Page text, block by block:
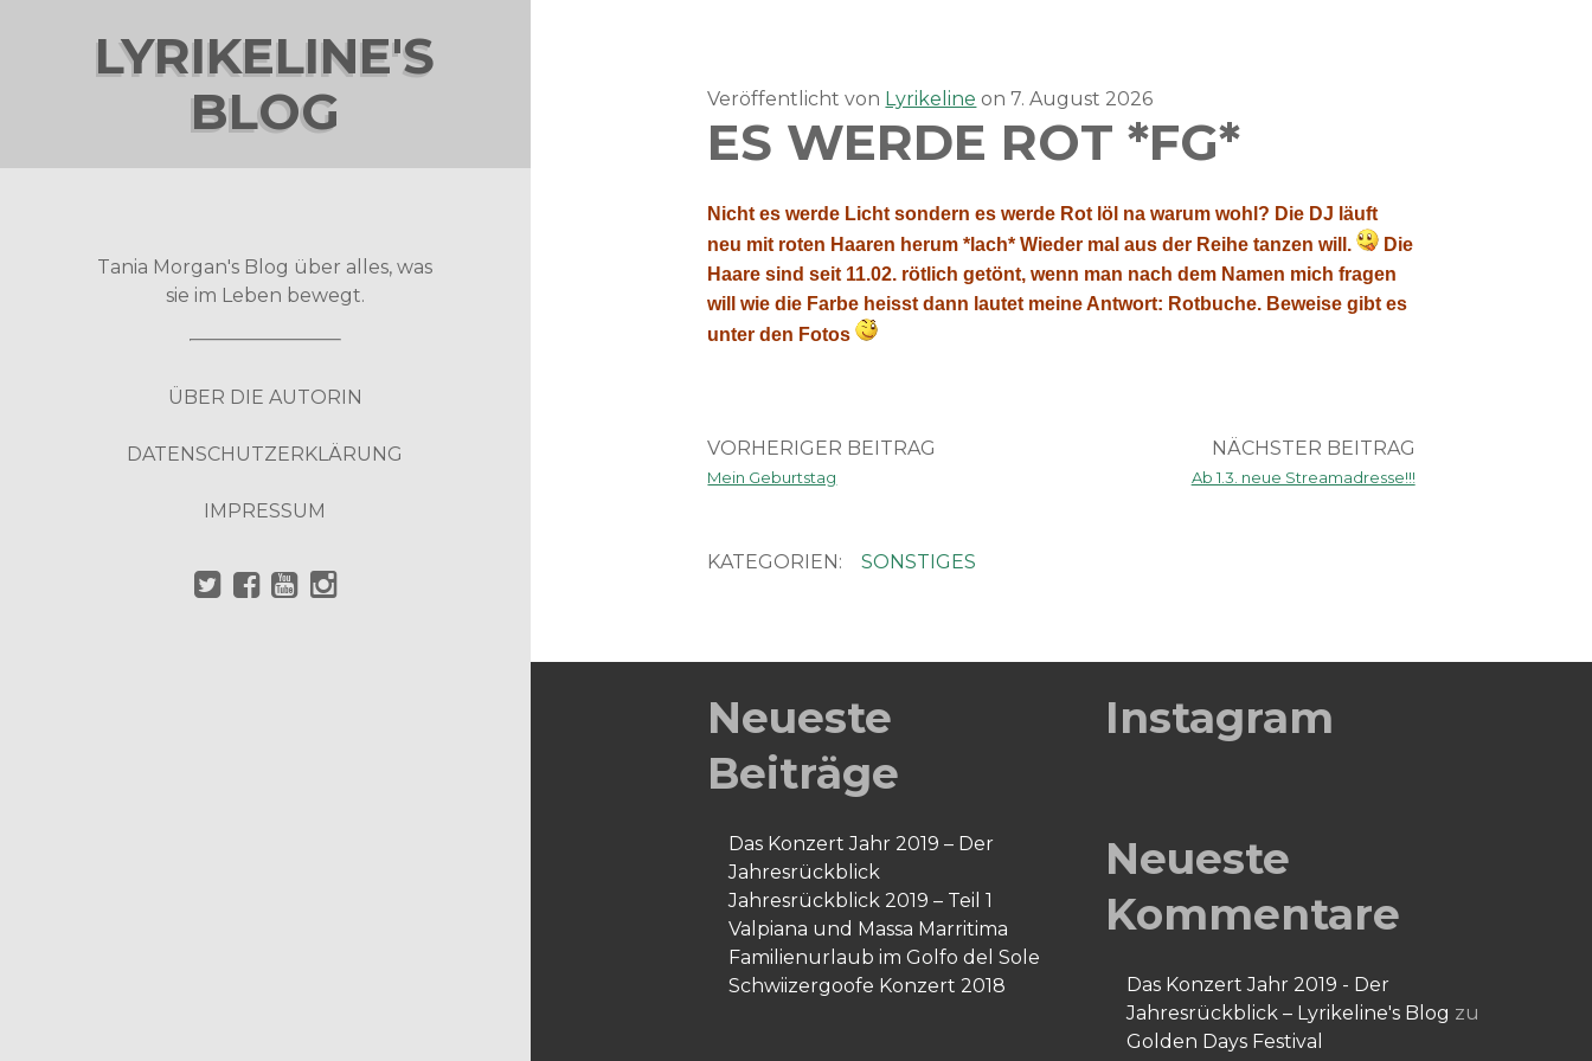
LYRIKELINE'S
BLOG
Tania Morgan's Blog über alles, was
sie im Leben bewegt.
ÜBER DIE AUTORIN
DATENSCHUTZERKLÄRUNG
IMPRESSUM
Veröffentlicht von Lyrikeline on7. August 2026
ES WERDE ROT *FG*
Nicht es werde Licht sondern es werde Rot löl na warum wohl? Die DJ läuft
neu mit roten Haaren herum *lach* Wieder mal aus der Reihe tanzen will.
Die
Haare sind seit 11.02. rötlich getönt, wenn man nach dem Namen mich fragen
will wie die Farbe heisst dann lautet meine Antwort: Rotbuche. Beweise gibt es
unter den Fotos
VORHERIGER BEITRAG
Mein Geburtstag
NÄCHSTER BEITRAG
Ab 1.3. neue Streamadresse!!!
KATEGORIEN: SONSTIGES
Neueste
Beiträge
Das Konzert Jahr 2019 – Der
Jahresrückblick
Jahresrückblick 2019 – Teil 1
Valpiana und Massa Marritima
Familienurlaub im Golfo del Sole
Schwiizergoofe Konzert 2018
Instagram
Neueste
Kommentare
Das Konzert Jahr 2019 - Der
Jahresrückblick – Lyrikeline's Blog zu
Golden Days Festival